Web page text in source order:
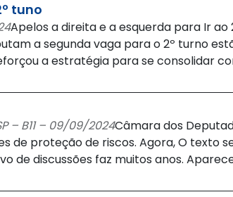
tuno
Apelos a direita e a esquerda para Ir
a segunda vaga para o 2º turno
a estratégia para se consolidar
– B11 – 09/09/2024Câmara dos
de proteção de riscos. Agora, O texto
de discussões faz muitos anos.